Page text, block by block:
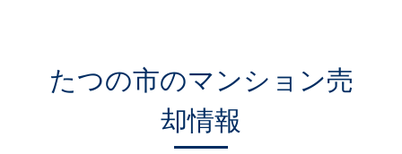
たつの市のマンション売
却情報